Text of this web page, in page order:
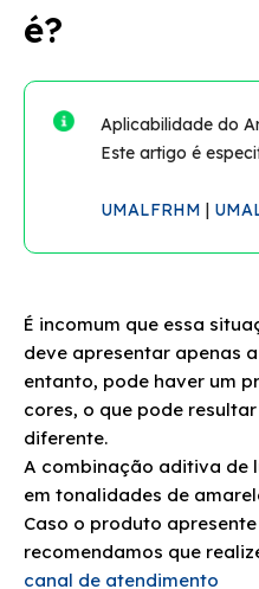
é?
Aplicabilidade do
Este artigo é
UMALFRHM |
É incomum que essa
deve apresentar apenas
entanto, pode haver um
cores, o que pode
diferente.
A combinação aditiva de
em tonalidades de
Caso o produto
recomendamos que
canal de atendimento